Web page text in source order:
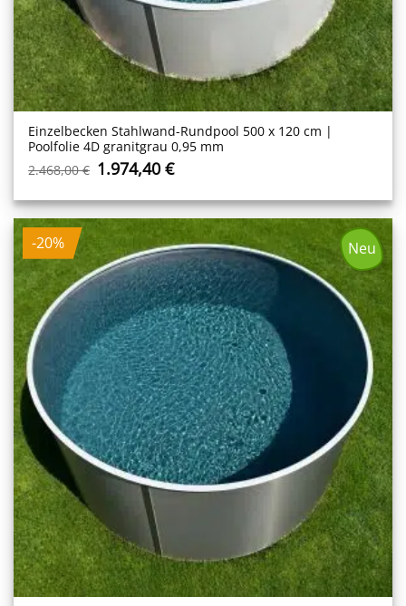
Einzelbecken Stahl­wand-Rundpool 500 x 120 cm |
Poolfolie 4D granitgrau 0,95 mm
2.468,00€ Ursprünglicher
war:
2.468,00 €
1.974,40€Aktueller
ist:
1.974,40 €.
-20% Neu